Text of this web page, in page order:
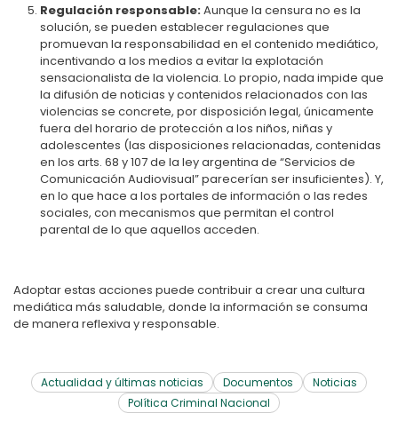
Regulación responsable:Aunque la censura no es la
solución, se pueden establecer regulaciones que
promuevan la responsabilidad en el contenido mediático,
incentivando a los medios a evitar la explotación
sensacionalista de la violencia. Lo propio, nada impide que
la difusión de noticias y contenidos relacionados con las
violencias se concrete, por disposición legal, únicamente
fuera del horario de protección a los niños, niñas y
adolescentes (las disposiciones relacionadas, contenidas
en los arts. 68 y 107 de la ley argentina de “Servicios de
Comunicación Audiovisual” parecerían ser insuficientes). Y,
en lo que hace a los portales de información o las redes
sociales, con mecanismos que permitan el control
parental de lo que aquellos acceden.
Adoptar estas acciones puede contribuir a crear una cultura
mediática más saludable, donde la información se consuma
de manera reflexiva y responsable.
Actualidad y últimas noticias Documentos
Noticias
Política Criminal Nacional